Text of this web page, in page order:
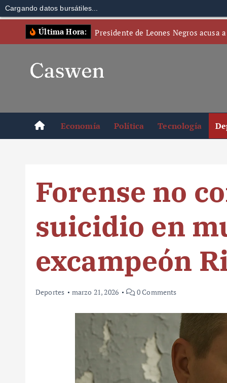
Cargando datos bursátiles...
Última Hora: Presidente de Leones Negros acusa
Economía Política Tecnología
Forense no
suicidio en
excampeón
Deportes marzo 21, 2026 0 Comments